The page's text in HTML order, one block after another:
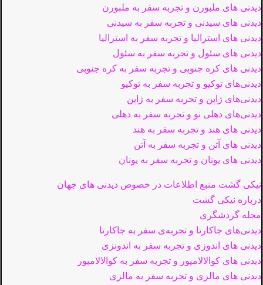
دیدنی های ملبورن و تجربه سفر به ملبورن
دیدنی های سیدنی و تجربه سفر به سیدنی
دیدنی های استرالیا و تجربه سفر به استرالیا
دیدنی های سئول و تجربه سفر به سئول
دیدنی های کره جنوبی و تجربه سفر به کره جنوبی
دیدنی‌های توکیو و تجربه سفر به توکیو
دیدنی‌های ژاپن و تجربه سفر به ژاپن
دیدنی‌های دهلی نو و تجربه سفر به دهلی
دیدنی های هند و تجربه سفر به هند
دیدنی های آتن و تجربه سفر به آتن
دیدنی های یونان و تجربه سفر به یونان
نیکی گشت منبع اطلاعات در خصوص دیدنی های جهان
درباره نیکی گشت
مجله گردشگری
دیدنی‌های جاکارتا و تجربه‌ی سفر به جاکارتا
دیدنی های اندوزی و تجربه سفر به اندونزی
دیدنی های کوالالامپور و تجربه سفر به کوالالامپور
دیدنی های مالزی و تجربه سفر به مالزی